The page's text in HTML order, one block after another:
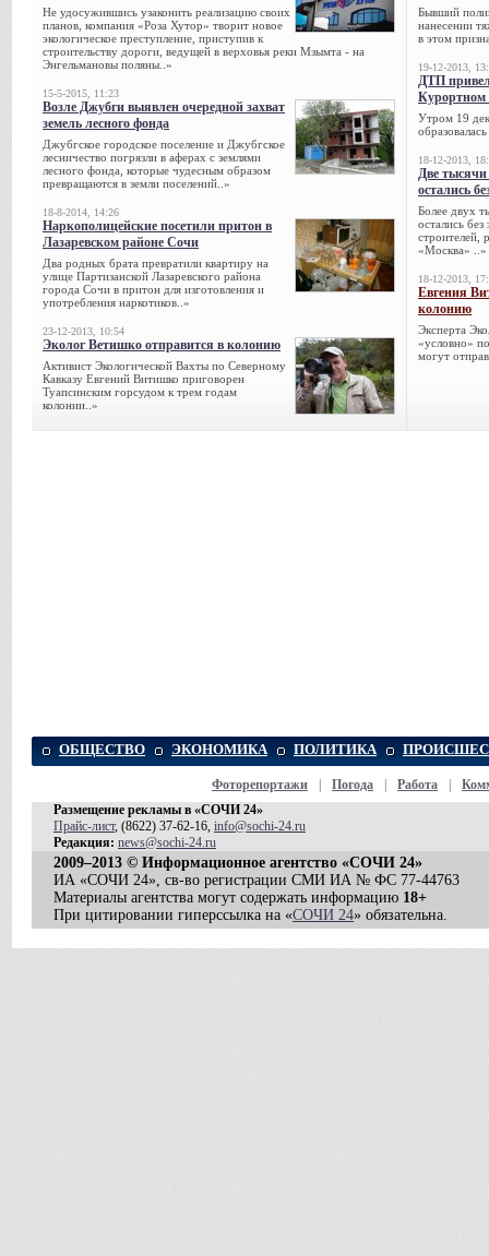
Не удосужившись узаконить реализацию своих
планов, компания «Роза Хутор» творит новое
экологическое преступление, приступив к
строительству дороги, ведущей в верховья реки Мзымта - на
Энгельмановы поляны..»
15-5-2015, 11:23
Возле Джубги выявлен очередной захват
земель лесного фонда
Джубгское городское поселение и Джубгское
лесничество погрязли в аферах с землями
лесного фонда, которые чудесным образом
превращаются в земли поселений..»
18-8-2014, 14:26
Наркополицейские посетили притон в
Лазаревском районе Сочи
Два родных брата превратили квартиру на
улице Партизанской Лазаревского района
города Сочи в притон для изготовления и
употребления наркотиков..»
23-12-2013, 10:54
Эколог Ветишко отправится в колонию
Активист Экологической Вахты по Северному
Кавказу Евгений Витишко приговорен
Туапсинским горсудом к трем годам
колонии..»
Бывший
нанесении
в этом
19-12-2013,
ДТП
Курортном
Утром 19
18-12-2013,
Две
остались
Более двух
остались
строителей,
«Москва» ..»
18-12-2013,
Евгения
колонию
Эксперта
«условно»
могут
ОБЩЕСТВО ЭКОНОМИКА ПОЛИТИКА
Фоторепортажи Погода Работа
Размещение рекламы в «СОЧИ 24»
Прайс-лист, (8622) 37-62-16, info@sochi-24.ru
Редакция: news@sochi-24.ru
2009–2013 © Информационное агентство «СОЧИ 24»
ИА «СОЧИ 24», св-во регистрации СМИ ИА № ФС 77-44763
Материалы агентства могут содержать информацию 18+
При цитировании гиперссылка на «СОЧИ 24» обязательна.